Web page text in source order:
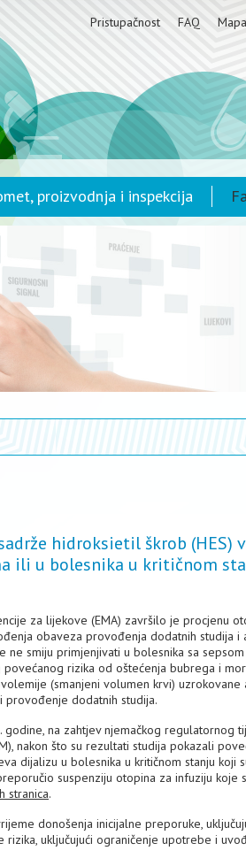
Pristupačnost FAQ
proizvodnja i inspekcija
hidroksietil škrob (HES)
ili u bolesnika u kritičnom
za lijekove (EMA) završilo je procjenu
obaveza provođenja dodatnih studija i
ne smiju primjenjivati u bolesnika sa sepsom
rizika od oštećenja bubrega i
(smanjeni volumen krvi) uzrokovane
provođenje dodatnih studija.
na zahtjev njemačkog regulatornog
nakon što su rezultati studija pokazali
dijalizu u bolesnika u kritičnom stanju koji
suspenziju otopina za infuziju koje
stranica.
donošenja inicijalne preporuke,
uključujući ograničenje upotrebe i